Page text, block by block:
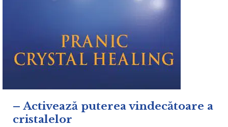
– Activează puterea vindecătoare a
cristalelor